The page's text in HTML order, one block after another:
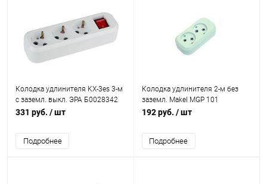
Колодка удлинителя KX-3es 3-м
с зазeмл. выкл. ЭРА Б0028342
331 руб. / шт
Подробнее
Колодка удлинителя 2-м без
заземл. Makel MGP 101
192 руб. / шт
Подробнее